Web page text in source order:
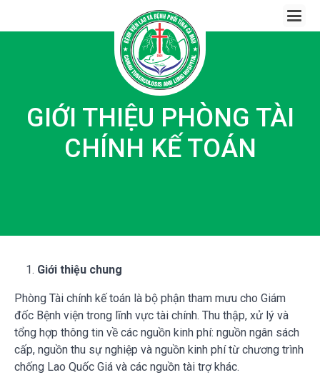
GIỚI THIỆU PHÒNG TÀI
CHÍNH KẾ TOÁN
Giới thiệu chung
Phòng Tài chính kế toán là bộ phận tham mưu cho Giám
đốc Bệnh viện trong lĩnh vực tài chính. Thu thập, xử lý và
tổng hợp thông tin về các nguồn kinh phí: nguồn ngân sách
cấp, nguồn thu sự nghiệp và nguồn kinh phí từ chương trình
chống Lao Quốc Giá và các nguồn tài trợ khác.